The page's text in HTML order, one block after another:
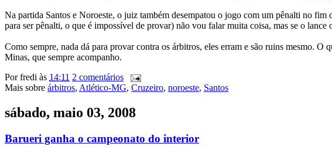
Na partida Santos e Noroeste, o juiz também desempatou o jogo com um pênalti no
para ser pênalti, o que é impossível de provar) não vou falar muita coisa, mas se o
Como sempre, nada dá para provar contra os árbitros, eles erram e são ruins mesmo. O
Minas, que sempre acompanho.
Porfredi às 14:11 2 comentários
Mais sobre árbitros, Atlético-MG, Cruzeiro, noroeste, Santos
sábado, maio 03, 2008
Barueri ganha o campeonato do interior